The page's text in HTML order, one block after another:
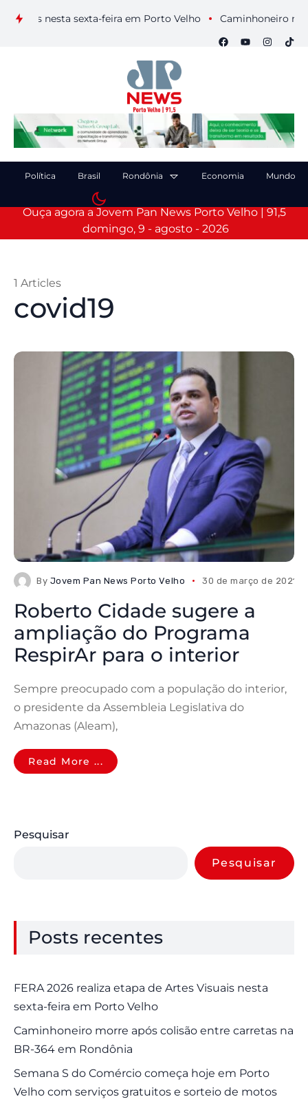
nesta sexta-feira em Porto Velho Caminhoneiro morre
Política Brasil Rondônia Economia Mundo
Ouça agora a Jovem Pan News Porto Velho | 91,5
domingo, 9 - agosto - 2026
covid19
1 Articles
By Jovem Pan News Porto Velho 30 de março de 2021
Roberto Cidade sugere a
ampliação do Programa
RespirAr para o interior
Sempre preocupado com a população do interior,
o presidente da Assembleia Legislativa do
Amazonas (Aleam),
Read More ...
Pesquisar
Pesquisar
Posts recentes
FERA 2026 realiza etapa de Artes Visuais nesta
sexta-feira em Porto Velho
Caminhoneiro morre após colisão entre carretas na
BR-364 em Rondônia
Semana S do Comércio começa hoje em Porto
Velho com serviços gratuitos e sorteio de motos